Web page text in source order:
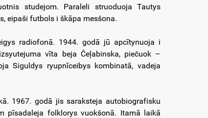
studejom. Paraleli struoduoja Tautys
eipaši futbols i škāpa mesšona.
radiofonā. 1944. godā jū apcītynuoja i
vīta beja Čeļabinska, piečuok –
Siguldys ryupnīceibys kombinatā, vadeja
1967. godā jis saraksteja autobiografisku
pīsadaleja folklorys vuokšonā. Itamā laikā